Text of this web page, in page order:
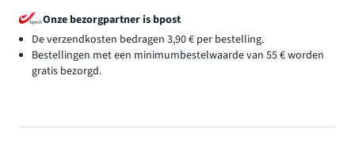
Onze bezorgpartner is bpost
De verzendkosten bedragen 3,90 € per bestelling.
Bestellingen met een minimumbestelwaarde van 55 € worden
gratis bezorgd.